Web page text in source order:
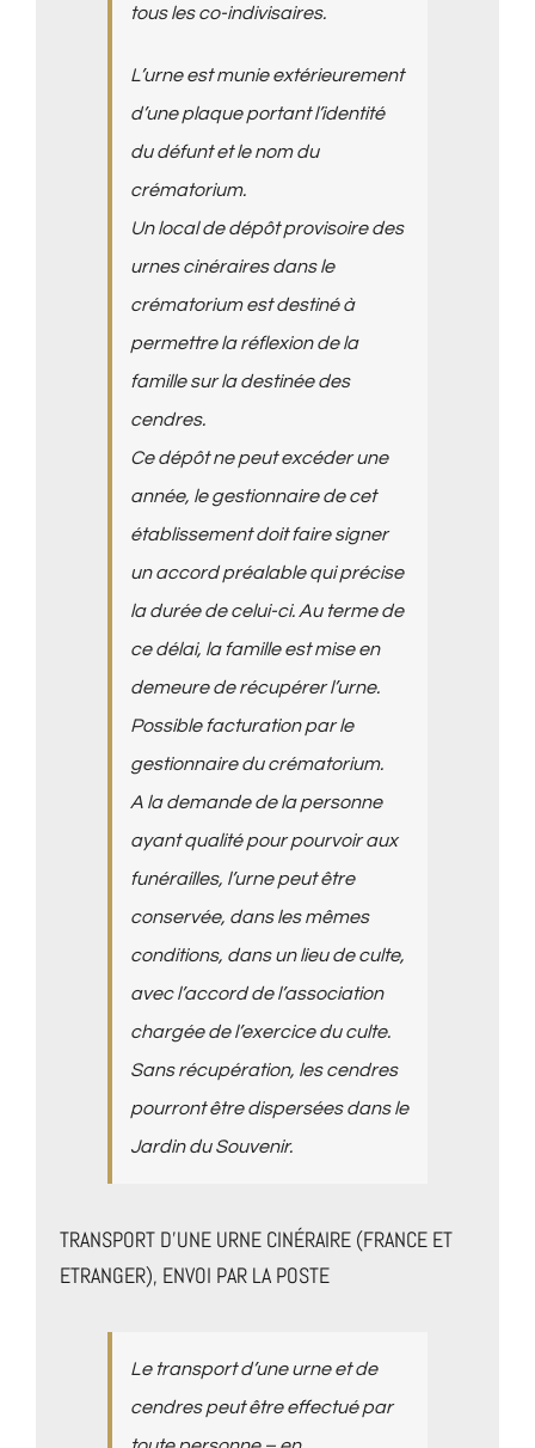
tous les co-indivisaires.
L’urne est munie extérieurement
d’une plaque portant l’identité
du défunt et le nom du
crématorium.
Un local de dépôt provisoire des
urnes cinéraires dans le
crématorium est destiné à
permettre la réflexion de la
famille sur la destinée des
cendres.
Ce dépôt ne peut excéder une
année, le gestionnaire de cet
établissement doit faire signer
un accord préalable qui précise
la durée de celui-ci. Au terme de
ce délai, la famille est mise en
demeure de récupérer l’urne.
Possible facturation par le
gestionnaire du crématorium.
A la demande de la personne
ayant qualité pour pourvoir aux
funérailles, l’urne peut être
conservée, dans les mêmes
conditions, dans un lieu de culte,
avec l’accord de l’association
chargée de l’exercice du culte.
Sans récupération, les cendres
pourront être dispersées dans le
Jardin du Souvenir.
TRANSPORT D’UNE URNE CINÉRAIRE (FRANCE ET
ETRANGER), ENVOI PAR LA POSTE
Le transport d’une urne et de
cendres peut être effectué par